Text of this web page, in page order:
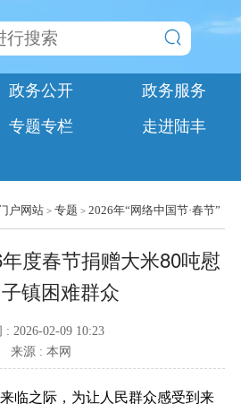
政务公开
政务服务
专题专栏
走进陆丰
户网站 >专题 >2026年“网络中国节·春节”
度春节捐赠大米80吨慰
镇困难群众
: 2026-02-09 10:23
来源 : 本网
之际， 为让人民群众感受到来